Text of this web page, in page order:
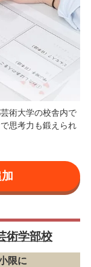
術大学の校舎内で
思考力も鍛えられ
術学部校
限に